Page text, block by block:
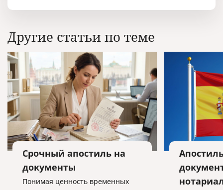
Другие статьи по теме
Срочный апостиль на
документы
Понимая ценность временных